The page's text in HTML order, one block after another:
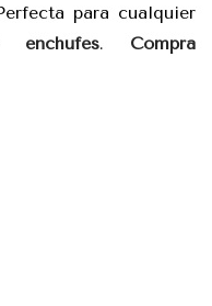
para cualquier
. Compra